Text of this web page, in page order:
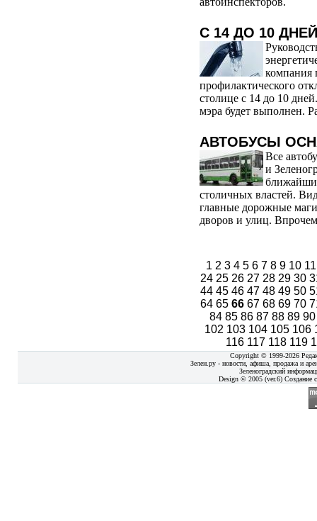
С 14 ДО 10 ДНЕЙ
компания
профилактического
столице с 14 до 10
мэра будет выполнен.
АВТОБУСЫ
Все
и
столичных властей.
главные дорожные
дворов и улиц.
1 2 3 4 5 6 7 8 9 10
24 25 26 27 28 29 30
44 45 46 47 48 49 50
64 65 66 67 68 69 70
84 85 86 87 88 89
102 103 104 105 106
116 117 118 119
Copyright © 1999-2026
Зелен.ру - новости, афиша, продажа и
Зеленоградский
Design © 2005 (ver.6) Создание